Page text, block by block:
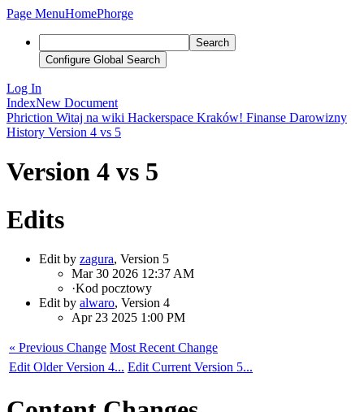
Page MenuHomePhorge
Search
Configure Global Search
Log In
IndexNew Document
Phriction Witaj na wiki Hackerspace Kraków! Finanse Darowizny
History Version 4 vs 5
Version 4 vs 5
Edits
Edit by zagura, Version 5
Mar 30 2026 12:37 AM
·Kod pocztowy
Edit by alwaro, Version 4
Apr 23 2025 1:00 PM
« Previous Change Most Recent Change
Edit Older Version 4... Edit Current Version 5...